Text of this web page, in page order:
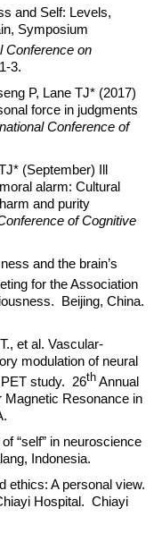
and Self: Levels,
Symposium
Conference on
3.
P, Lane TJ* (2017)
force in judgments
Conference of
(September) Ill
alarm: Cultural
and purity
of Cognitive
and the brain’s
for the Association
Beijing, China.
et al. Vascular-
modulation of neural
study. 26thAnnual
Magnetic Resonance in
“self” in neuroscience
Indonesia.
ethics: A personal view.
Hospital. Chiayi